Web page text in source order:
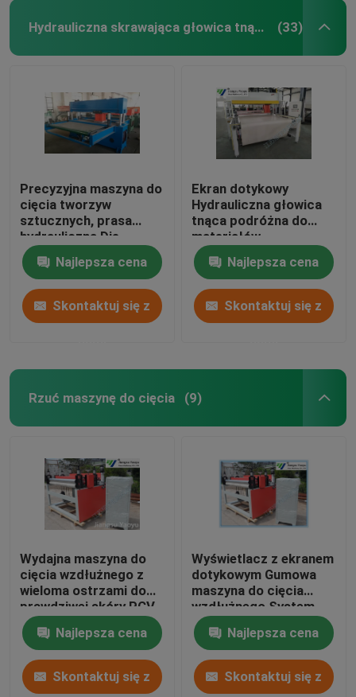
Hydrauliczna skrawająca głowica tnąca (33)
Precyzyjna maszyna do
cięcia tworzyw
sztucznych, prasa
hydrauliczna Die
Cutting Machine
Najlepsza cena
Skontaktuj się z
Ekran dotykowy
Hydrauliczna głowica
tnąca podróżna do
materiałów
podłogowych /
miękkich folii
Najlepsza cena
Skontaktuj się z
Rzuć maszynę do cięcia (9)
Wydajna maszyna do
cięcia wzdłużnego z
wieloma ostrzami do
prawdziwej skóry PCV
Najlepsza cena
Skontaktuj się z
Wyświetlacz z ekranem
dotykowym Gumowa
maszyna do cięcia
wzdłużnego System
sterowania PLC dla
skórzanej tkaniny
Najlepsza cena
Skontaktuj się z